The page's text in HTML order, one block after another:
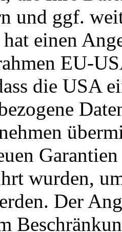
und ggf.
einen
EU-
die USA
wurden,
Der